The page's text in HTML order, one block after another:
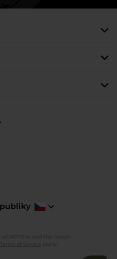
and the Google
Terms of Service apply.